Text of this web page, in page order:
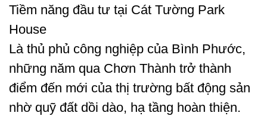
Tiềm năng đầu tư tại Cát Tường Park
House
Là thủ phủ công nghiệp của Bình Phước,
những năm qua Chơn Thành trở thành
điểm đến mới của thị trường bất động sản
nhờ quỹ đất dồi dào, hạ tầng hoàn thiện.